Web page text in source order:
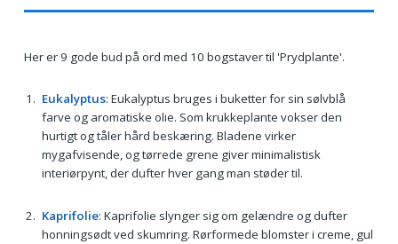
Her er 9 gode bud på ord med 10 bogstaver til 'Prydplante'.
Eukalyptus: Eukalyptus bruges i buketter for sin sølvblå
farve og aromatiske olie. Som krukkeplante vokser den
hurtigt og tåler hård beskæring. Bladene virker
mygafvisende, og tørrede grene giver minimalistisk
interiørpynt, der dufter hver gang man støder til.
Kaprifolie: Kaprifolie slynger sig om gelændre og dufter
honningsødt ved skumring. Rørformede blomster i creme, gul